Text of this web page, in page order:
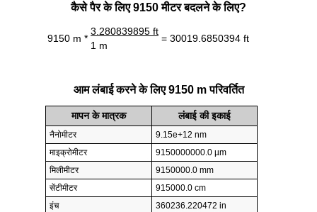
कैसे पैर के लिए 9150 मीटर बदलने के लिए?
9150 m *
3.280839895 ft
= 30019.6850394 ft
1 m
आम लंबाई करने के लिए 9150 m परिवर्तित
मापन के मात्रक लंबाई की इकाई
नैनोमीटर
9.15e+12 nm
माइक्रोमीटर
9150000000.0 µm
मिलीमीटर
9150000.0 mm
सेंटीमीटर
915000.0 cm
इंच
360236.220472 in